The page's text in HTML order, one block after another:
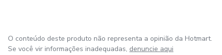
O conteúdo deste produto não representa a opinião da Hotmart.
Se você vir informações inadequadas, denuncie aqui